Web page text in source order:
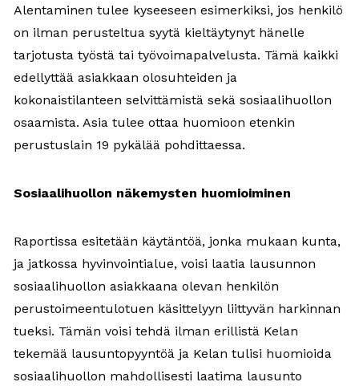
Alentaminen tulee kyseeseen esimerkiksi, jos henkilö
on ilman perusteltua syytä kieltäytynyt hänelle
tarjotusta työstä tai työvoimapalvelusta. Tämä kaikki
edellyttää asiakkaan olosuhteiden ja
kokonaistilanteen selvittämistä sekä sosiaalihuollon
osaamista. Asia tulee ottaa huomioon etenkin
perustuslain 19 pykälää pohdittaessa.
Sosiaalihuollon näkemysten huomioiminen
Raportissa esitetään käytäntöä, jonka mukaan kunta,
ja jatkossa hyvinvointialue, voisi laatia lausunnon
sosiaalihuollon asiakkaana olevan henkilön
perustoimeentulotuen käsittelyyn liittyvän harkinnan
tueksi. Tämän voisi tehdä ilman erillistä Kelan
tekemää lausuntopyyntöä ja Kelan tulisi huomioida
sosiaalihuollon mahdollisesti laatima lausunto